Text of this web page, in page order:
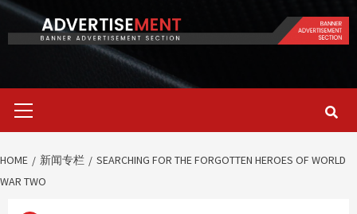
Menu
HOME 新闻专栏
SEARCHING FOR THE FORGOTTEN HEROES OF WORLD
WAR TWO